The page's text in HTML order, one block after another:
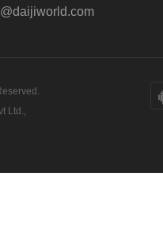
Ltd.,